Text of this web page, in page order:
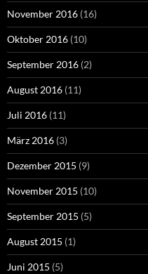
November 2016 (16)
Oktober 2016 (10)
September 2016 (2)
August 2016 (11)
Juli 2016 (11)
März 2016 (3)
Dezember 2015 (9)
November 2015 (10)
September 2015 (5)
August 2015 (1)
Juni 2015 (5)